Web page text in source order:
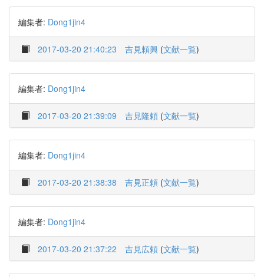
編集者: Dong1jin4
2017-03-20 21:40:23 吉見頼興 (文献一覧)
編集者: Dong1jin4
2017-03-20 21:39:09 吉見隆頼 (文献一覧)
編集者: Dong1jin4
2017-03-20 21:38:38 吉見正頼 (文献一覧)
編集者: Dong1jin4
2017-03-20 21:37:22 吉見広頼 (文献一覧)